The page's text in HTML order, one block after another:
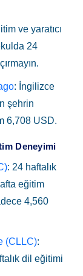
ve yaratıcı
24
: İngilizce
şehrin
6,708 USD.
Deneyimi
: 24 haftalık
eğitim
4,560
(CLLC):
dil eğitimi